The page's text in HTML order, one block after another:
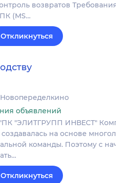
возвратов
(MS…
Откликнуться
Новопеределкино
объявлений
"ЭЛИТГРУПП ИНВЕСТ"
на основе
команды. Поэтому с
Откликнуться